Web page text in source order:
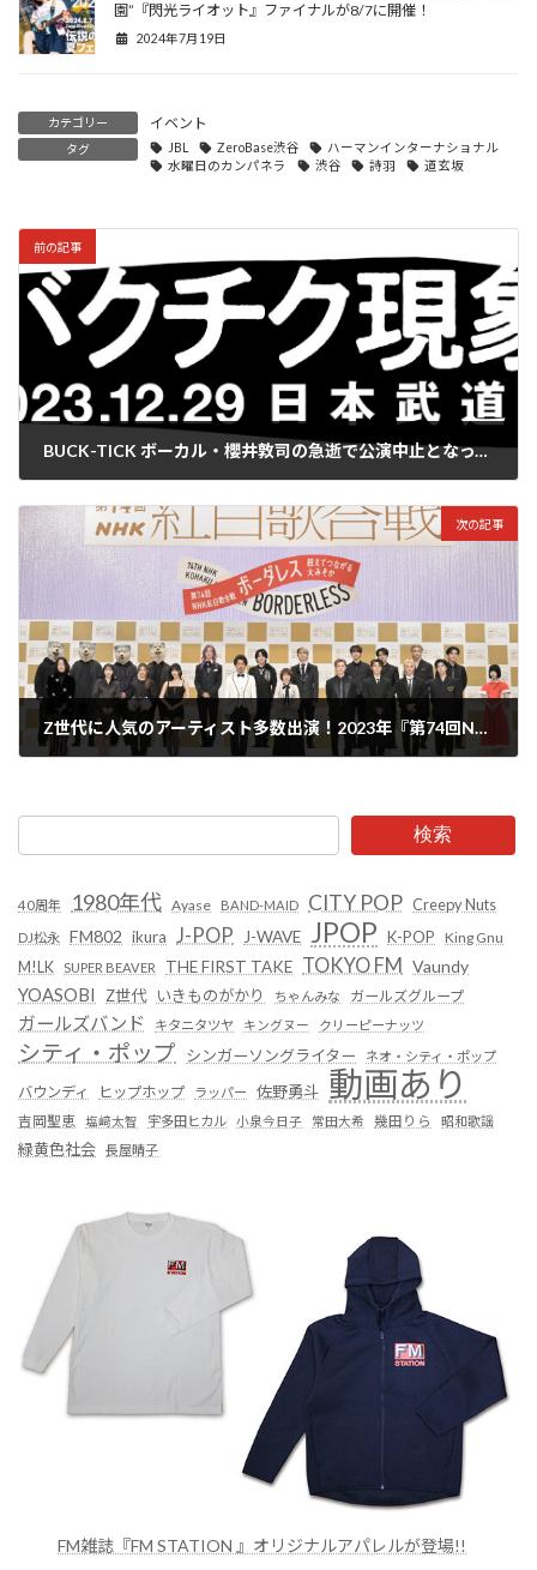
園”『閃光ライオット』ファイナルが8/7に開催！
2024年7月19日
カテゴリー イベント
タグ JBL ZeroBase渋谷
ハーマンインターナショナル
水曜日のカンパネラ
渋谷 詩羽 道玄坂
前の記事
BUCK-TICK ボーカル・櫻井敦司の急逝で公演中止となっていた武道館ライブを『バクチク現象-2023-』として一転開催へ
次の記事
Z世代に人気のアーティスト多数出演！2023年『第74回NHK紅白歌合戦』出場者でいま注目したいアーティストたち
検索
40周年 1980年代 Ayase BAND-MAID CITY POP Creepy Nuts
DJ松永 FM802 ikura J-POP J-WAVE JPOP K-POP
King Gnu
M!LK
SUPER BEAVER THE FIRST TAKE TOKYO FM Vaundy
YOASOBI Z世代 いきものがかり ちゃんみな ガールズグループ
ガールズバンド キタニタツヤ キングヌー クリーピーナッツ
シティ・ポップ シンガーソングライター ネオ・シティ・ポップ
バウンディ ヒップホップ ラッパー 佐野勇斗 動画あり
吉岡聖恵 塩﨑太智 宇多田ヒカル 小泉今日子 常田大希 幾田りら 昭和歌謡
緑黄色社会 長屋晴子
FM雑誌『FM STATION 』オリジナルアパレルが登場!!